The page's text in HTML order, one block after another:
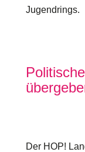
Jugendrings.
Der HOP!